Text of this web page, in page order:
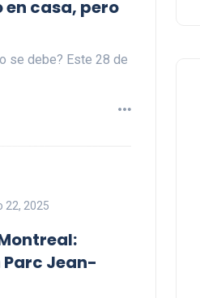
en casa, pero
se debe? Este 28 de
22, 2025
Jean-